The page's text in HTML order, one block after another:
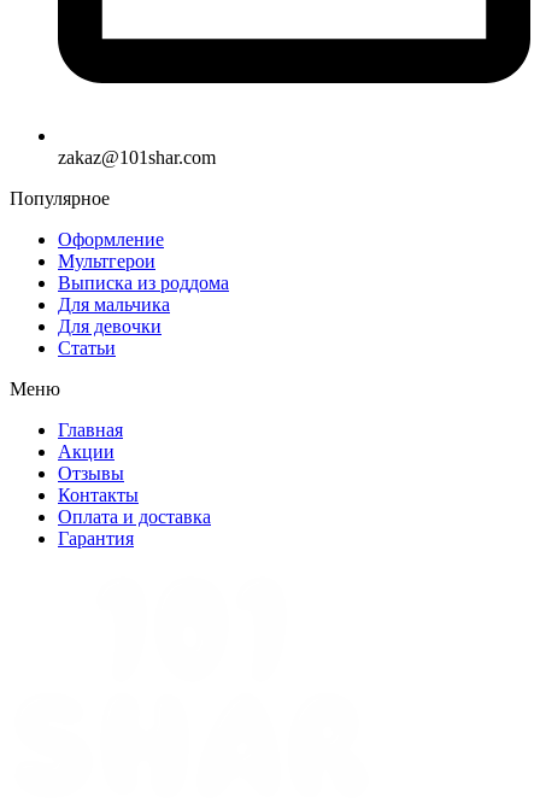
zakaz@101shar.com
Популярное
Оформление
Мультгерои
Выписка из роддома
Для мальчика
Для девочки
Статьи
Меню
Главная
Акции
Отзывы
Контакты
Оплата и доставка
Гарантия